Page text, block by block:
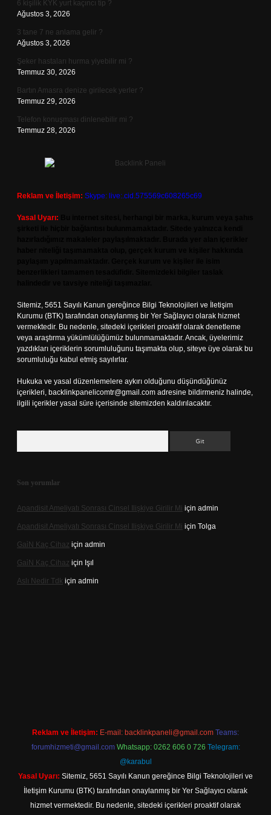
6 kişilik KYK yurt kaçıncı tip ?
Ağustos 3, 2026
3 tane 7 ne anlama gelir ?
Ağustos 3, 2026
Şeker hastaları hurma yiyebilir mi ?
Temmuz 30, 2026
Bartın Amasra denize girilecek yerler ?
Temmuz 29, 2026
Telefon konuşması dinlenebilir mi ?
Temmuz 28, 2026
Reklam ve İletişim: Skype: live:.cid.575569c608265c69
Yasal Uyarı:
Sitemiz, 5651 Sayılı Kanun gereğince Bilgi Teknolojileri ve İletişim
Kurumu (BTK) tarafından onaylanmış bir Yer Sağlayıcı olarak hizmet
vermektedir. Bu nedenle, sitedeki içerikleri proaktif olarak denetleme
veya araştırma yükümlülüğümüz bulunmamaktadır. Ancak, üyelerimiz
yazdıkları içeriklerin sorumluluğunu taşımakta olup, siteye üye olarak bu
sorumluluğu kabul etmiş sayılırlar.
Hukuka ve yasal düzenlemelere aykırı olduğunu düşündüğünüz
içerikleri, backlinkpanelicomtr@gmail.com adresine bildirmeniz halinde,
ilgili içerikler yasal süre içerisinde sitemizden kaldırılacaktır.
Son yorumlar
Apandisit Ameliyatı Sonrası Cinsel Ilişkiye Girilir Mi için admin
Apandisit Ameliyatı Sonrası Cinsel Ilişkiye Girilir Mi için Tolga
Gai̇N Kaç Cihaz için admin
Gai̇N Kaç Cihaz için Işıl
Aslı Nedir Tdk için admin
Reklam ve İletişim: E-mail: backlinkpaneli@gmail.com Teams:
forumhizmeti@gmail.com Whatsapp: 0262 606 0 726 Telegram:
@karabul
Yasal Uyarı: Sitemiz, 5651 Sayılı Kanun gereğince Bilgi Teknolojileri ve
İletişim Kurumu (BTK) tarafından onaylanmış bir Yer Sağlayıcı olarak
hizmet vermektedir. Bu nedenle, sitedeki içerikleri proaktif olarak